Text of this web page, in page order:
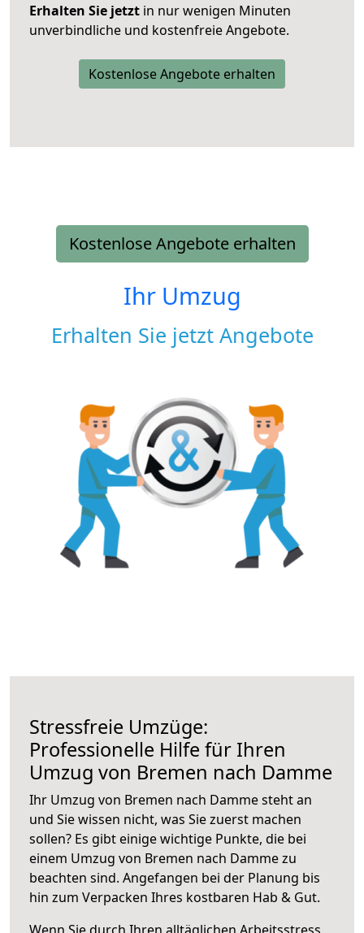
Erhalten Sie jetzt in nur wenigen Minuten
unverbindliche und kostenfreie Angebote.
Kostenlose Angebote erhalten
Kostenlose Angebote erhalten
Ihr Umzug
Erhalten Sie jetzt Angebote
Stressfreie Umzüge:
Professionelle Hilfe für Ihren
Umzug von Bremen nach Damme
Ihr Umzug von Bremen nach Damme steht an
und Sie wissen nicht, was Sie zuerst machen
sollen? Es gibt einige wichtige Punkte, die bei
einem Umzug von Bremen nach Damme zu
beachten sind. Angefangen bei der Planung bis
hin zum Verpacken Ihres kostbaren Hab & Gut.